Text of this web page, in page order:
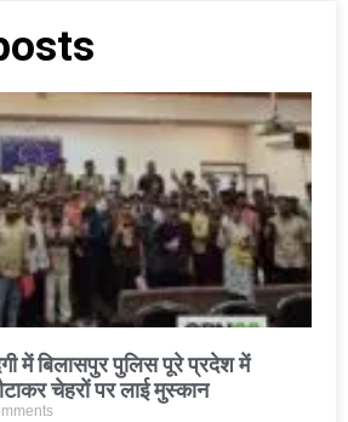
में बिलासपुर पुलिस पूरे प्रदेश में
चेहरों पर लाई मुस्कान